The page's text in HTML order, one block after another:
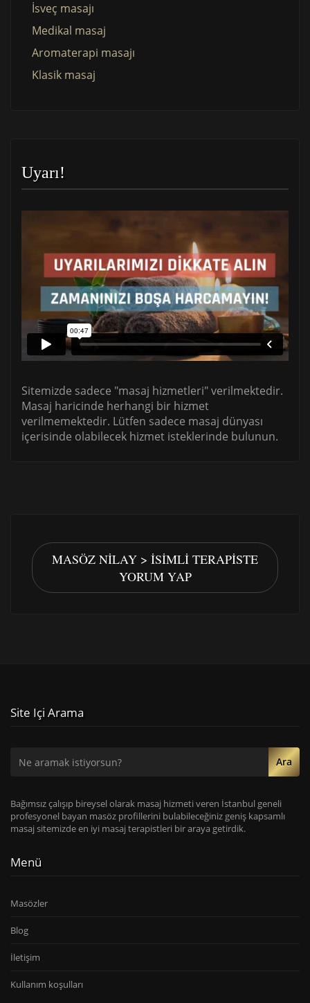
İsveç masajı
Medikal masaj
Aromaterapi masajı
Klasik masaj
Uyarı!
Sitemizde sadece "masaj hizmetleri" verilmektedir.
Masaj haricinde herhangi bir hizmet
verilmemektedir. Lütfen sadece masaj dünyası
içerisinde olabilecek hizmet isteklerinde bulunun.
MASÖZ NILAY > İSIMLI TERAPISTE
YORUM YAP
Site Içi Arama
Ara
Bağımsız çalışıp bireysel olarak masaj hizmeti veren İstanbul geneli
profesyonel bayan masöz profillerini bulabileceğiniz geniş kapsamlı
masaj sitemizde en iyi masaj terapistleri bir araya getirdik.
Menü
Masözler
Blog
İletişim
Kullanım koşulları